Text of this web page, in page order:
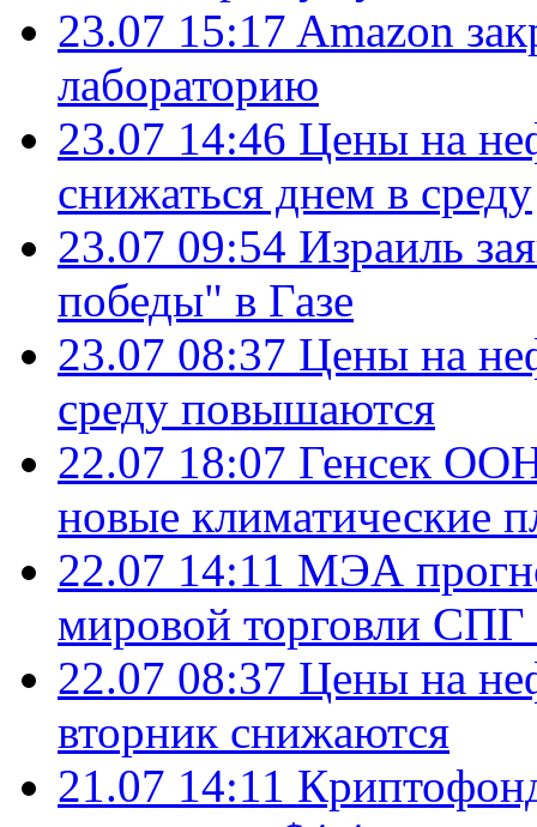
23.07 15:17 Amazon
лабораторию
23.07 14:46 Цены на
снижаться днем в среду
23.07 09:54 Израиль
победы" в Газе
23.07 08:37 Цены на
среду повышаются
22.07 18:07 Генсек ООН
новые климатические
22.07 14:11 МЭА
мировой торговли СПГ
22.07 08:37 Цены на
вторник снижаются
21.07 14:11